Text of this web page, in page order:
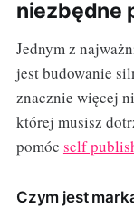
niezbędne
Jednym z
jest budowanie
znacznie więcej
której musisz
pomóc self
Czym jest